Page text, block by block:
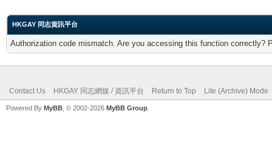
HKGAY 同志資訊平台
Authorization code mismatch. Are you accessing this function correctly?
Contact Us HKGAY 同志網媒 / 資訊平台 Return to Top Lite (Archive) Mode
Powered By MyBB , © 2002-2026 MyBB Group